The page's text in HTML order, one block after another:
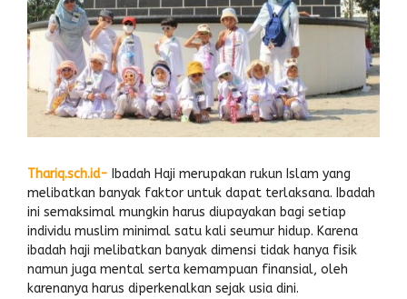
Thariq.sch.id- Ibadah Haji merupakan rukun Islam yang
melibatkan banyak faktor untuk dapat terlaksana. Ibadah
ini semaksimal mungkin harus diupayakan bagi setiap
individu muslim minimal satu kali seumur hidup. Karena
ibadah haji melibatkan banyak dimensi tidak hanya fisik
namun juga mental serta kemampuan finansial, oleh
karenanya harus diperkenalkan sejak usia dini.